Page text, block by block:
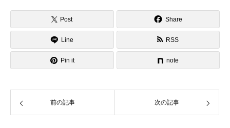
Post Share
Line RSS
Pin it note
前の記事 次の記事